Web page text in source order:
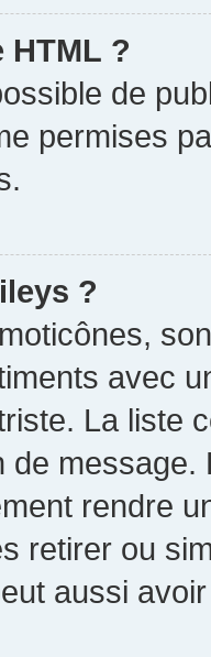
?
de
permises
?
avec
La liste
de
rendre
retirer ou
aussi